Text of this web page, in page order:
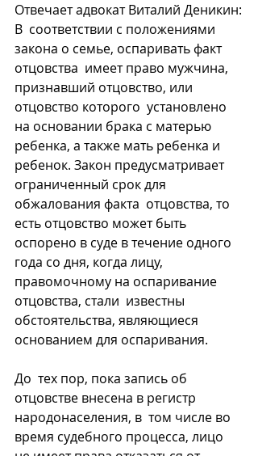
Отвечает адвокат Виталий Деникин:
В  соответствии с положениями
закона о семье, оспаривать факт
отцовства  имеет право мужчина,
признавший отцовство, или
отцовство которого  установлено
на основании брака с матерью
ребенка, а также мать ребенка и
ребенок. Закон предусматривает
ограниченный срок для
обжалования факта  отцовства, то
есть отцовство может быть
оспорено в суде в течение одного
года со дня, когда лицу,
правомочному на оспаривание
отцовства, стали  известны
обстоятельства, являющиеся
основанием для оспаривания.
До  тех пор, пока запись об
отцовстве внесена в регистр
народонаселения, в  том числе во
время судебного процесса, лицо